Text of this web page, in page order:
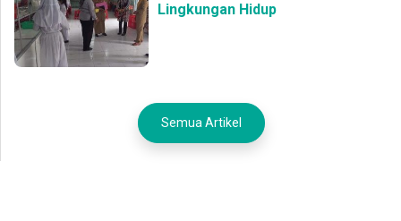
Lingkungan Hidup
Semua Artikel